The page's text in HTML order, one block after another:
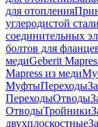
для отопления
углеродистой стали
соединительных
болтов для
медиGeberit
Mapress из меди
МуфтыПереходы
ПереходыОтводы
ОтводыТройники
двухплоскостные